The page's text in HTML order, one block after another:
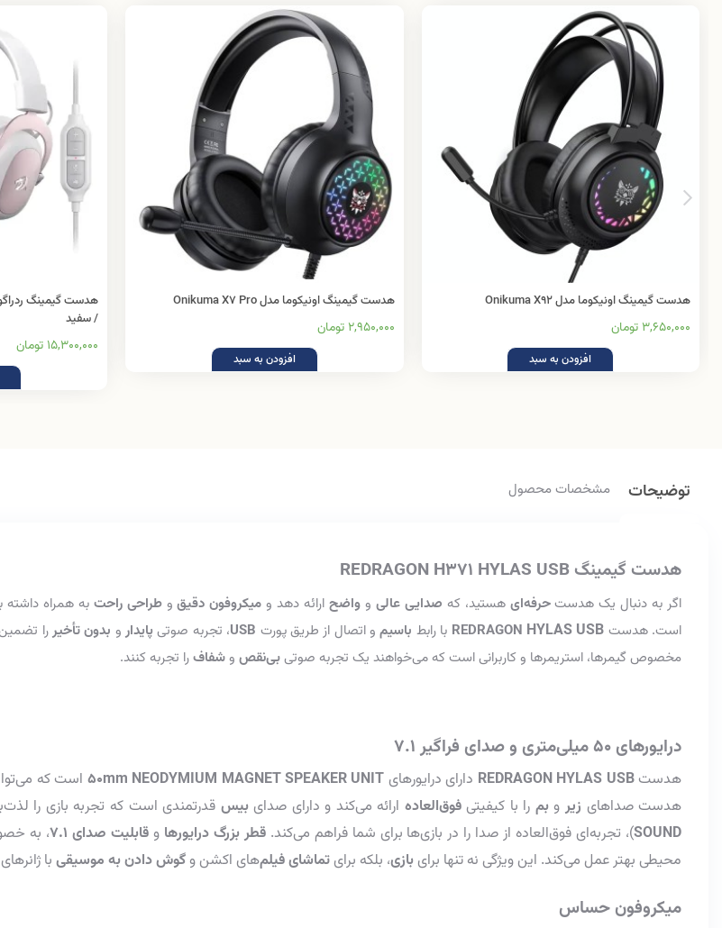
هدست گیمینگ اونیکوما مدل Onikuma X92
3,650,000 تومان
افزودن به سبد
هدست گیمینگ اونیکوما مدل Onikuma X7 Pro
2,950,000 تومان
افزودن به سبد
/ سفید
15,300,000 تومان
توضیحات مشخصات محصول
هدست گیمینگ REDRAGON H371 HYLAS USB
اگر به دنبال یک هدستحرفه‌ایهستید، که صدایی عالی و واضحارائه دهد و میکروفون دقیقوطراحی راحت به همراه
است. هدست
REDRAGON HYLAS USB با رابط باسیم و اتصال از طریق پورت USB، تجربه صوتی پایدار و بدون تأخیررا
مخصوصگیمرها، استریمرها و کاربرانی است که می‌خواهند یک تجربه صوتیبی‌نقص وشفافرا تجربه کنند.
درایورهای 50 میلی‌متری و صدای فراگیر 7.1
هدستREDRAGON HYLAS USB دارای درایورهای 50mm NEODYMIUM MAGNET SPEAKER UNIT است که
هدست صداهای زیر وبم را با کیفیتیفوق‌العاده ارائه می‌کند و دارای صدایبیس قدرتمندی است که تجربه بازی را
SOUND)، تجربه‌ای فوق‌العاده از صدا را در بازی‌ها برای شما فراهم می‌کند.قطر بزرگ‌ درایورهاو قابلیت صدای 7.1 ، به
محیطی بهتر عمل می‌کند. این ویژگی نه تنها برایبازی، بلکه برایتماشای فیلم‌های اکشن و گوش دادن به موسیقی با
میکروفون حساس